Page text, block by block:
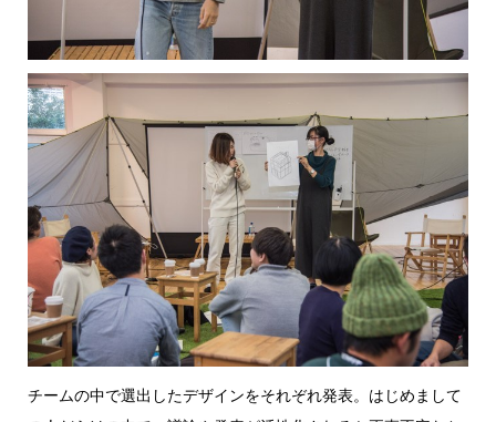
チームの中で選出したデザインをそれぞれ発表。はじめまして